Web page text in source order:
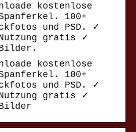
kostenlose
100+
und PSD. ✓
gratis ✓
kostenlose
100+
und PSD. ✓
gratis ✓